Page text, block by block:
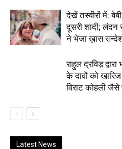
देखें तस्वीरों में:
दूसरी शादी; लंदन
ने भेजा ख़ास
राहुल द्रविड़
के दावों को
विराट कोहली जैसे
Latest News